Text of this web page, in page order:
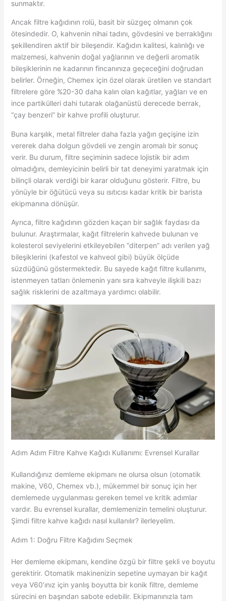
sunmaktır.
Ancak filtre kağıdının rolü, basit bir süzgeç olmanın çok
ötesindedir. O, kahvenin nihai tadını, gövdesini ve berraklığını
şekillendiren aktif bir bileşendir. Kağıdın kalitesi, kalınlığı ve
malzemesi, kahvenin doğal yağlarının ve değerli aromatik
bileşiklerinin ne kadarının fincanınıza geçeceğini doğrudan
belirler. Örneğin, Chemex için özel olarak üretilen ve standart
filtrelere göre %20-30 daha kalın olan kağıtlar, yağları ve en
ince partikülleri dahi tutarak olağanüstü derecede berrak,
“çay benzeri” bir kahve profili oluşturur.
Buna karşılık, metal filtreler daha fazla yağın geçişine izin
vererek daha dolgun gövdeli ve zengin aromalı bir sonuç
verir. Bu durum, filtre seçiminin sadece lojistik bir adım
olmadığını, demleyicinin belirli bir tat deneyimi yaratmak için
bilinçli olarak verdiği bir karar olduğunu gösterir. Filtre, bu
yönüyle bir öğütücü veya su ısıtıcısı kadar kritik bir barista
ekipmanına dönüşür.
Ayrıca, filtre kağıdının gözden kaçan bir sağlık faydası da
bulunur. Araştırmalar, kağıt filtrelerin kahvede bulunan ve
kolesterol seviyelerini etkileyebilen “diterpen” adı verilen yağ
bileşiklerini (kafestol ve kahveol gibi) büyük ölçüde
süzdüğünü göstermektedir. Bu sayede kağıt filtre kullanımı,
istenmeyen tatları önlemenin yanı sıra kahveyle ilişkili bazı
sağlık risklerini de azaltmaya yardımcı olabilir.
Adım Adım Filtre Kahve Kağıdı Kullanımı: Evrensel Kurallar
Kullandığınız demleme ekipmanı ne olursa olsun (otomatik
makine, V60, Chemex vb.), mükemmel bir sonuç için her
demlemede uygulanması gereken temel ve kritik adımlar
vardır. Bu evrensel kurallar, demlemenizin temelini oluşturur.
Şimdi filtre kahve kağıdı nasıl kullanılır? ilerleyelim.
Adım 1: Doğru Filtre Kağıdını Seçmek
Her demleme ekipmanı, kendine özgü bir filtre şekli ve boyutu
gerektirir. Otomatik makinenizin sepetine uymayan bir kağıt
veya V60’ınız için yanlış boyutta bir konik filtre, demleme
sürecini en başından sabote edebilir. Ekipmanınızla tam